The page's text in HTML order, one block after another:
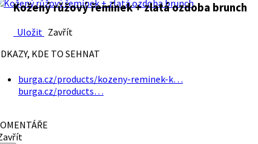
Kožený růžový řemínek + zlatá ozdoba brunch
Uložit Zavřít
KDE TO SEHNAT
burga.cz/products/kozeny-reminek-k…
burga.cz/products…